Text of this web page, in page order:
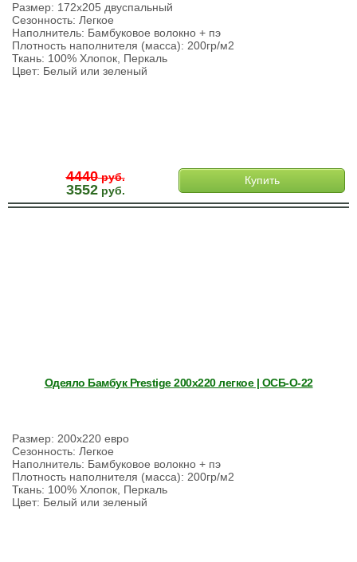
Размер: 172х205 двуспальный
Сезонность: Легкое
Наполнитель: Бамбуковое волокно + пэ
Плотность наполнителя (масса): 200гр/м2
Ткань: 100% Хлопок, Перкаль
Цвет: Белый или зеленый
4440руб.
3552руб.
Купить
Одеяло Бамбук Prestige 200х220 легкое | ОСБ-О-22
Размер: 200х220 евро
Сезонность: Легкое
Наполнитель: Бамбуковое волокно + пэ
Плотность наполнителя (масса): 200гр/м2
Ткань: 100% Хлопок, Перкаль
Цвет: Белый или зеленый